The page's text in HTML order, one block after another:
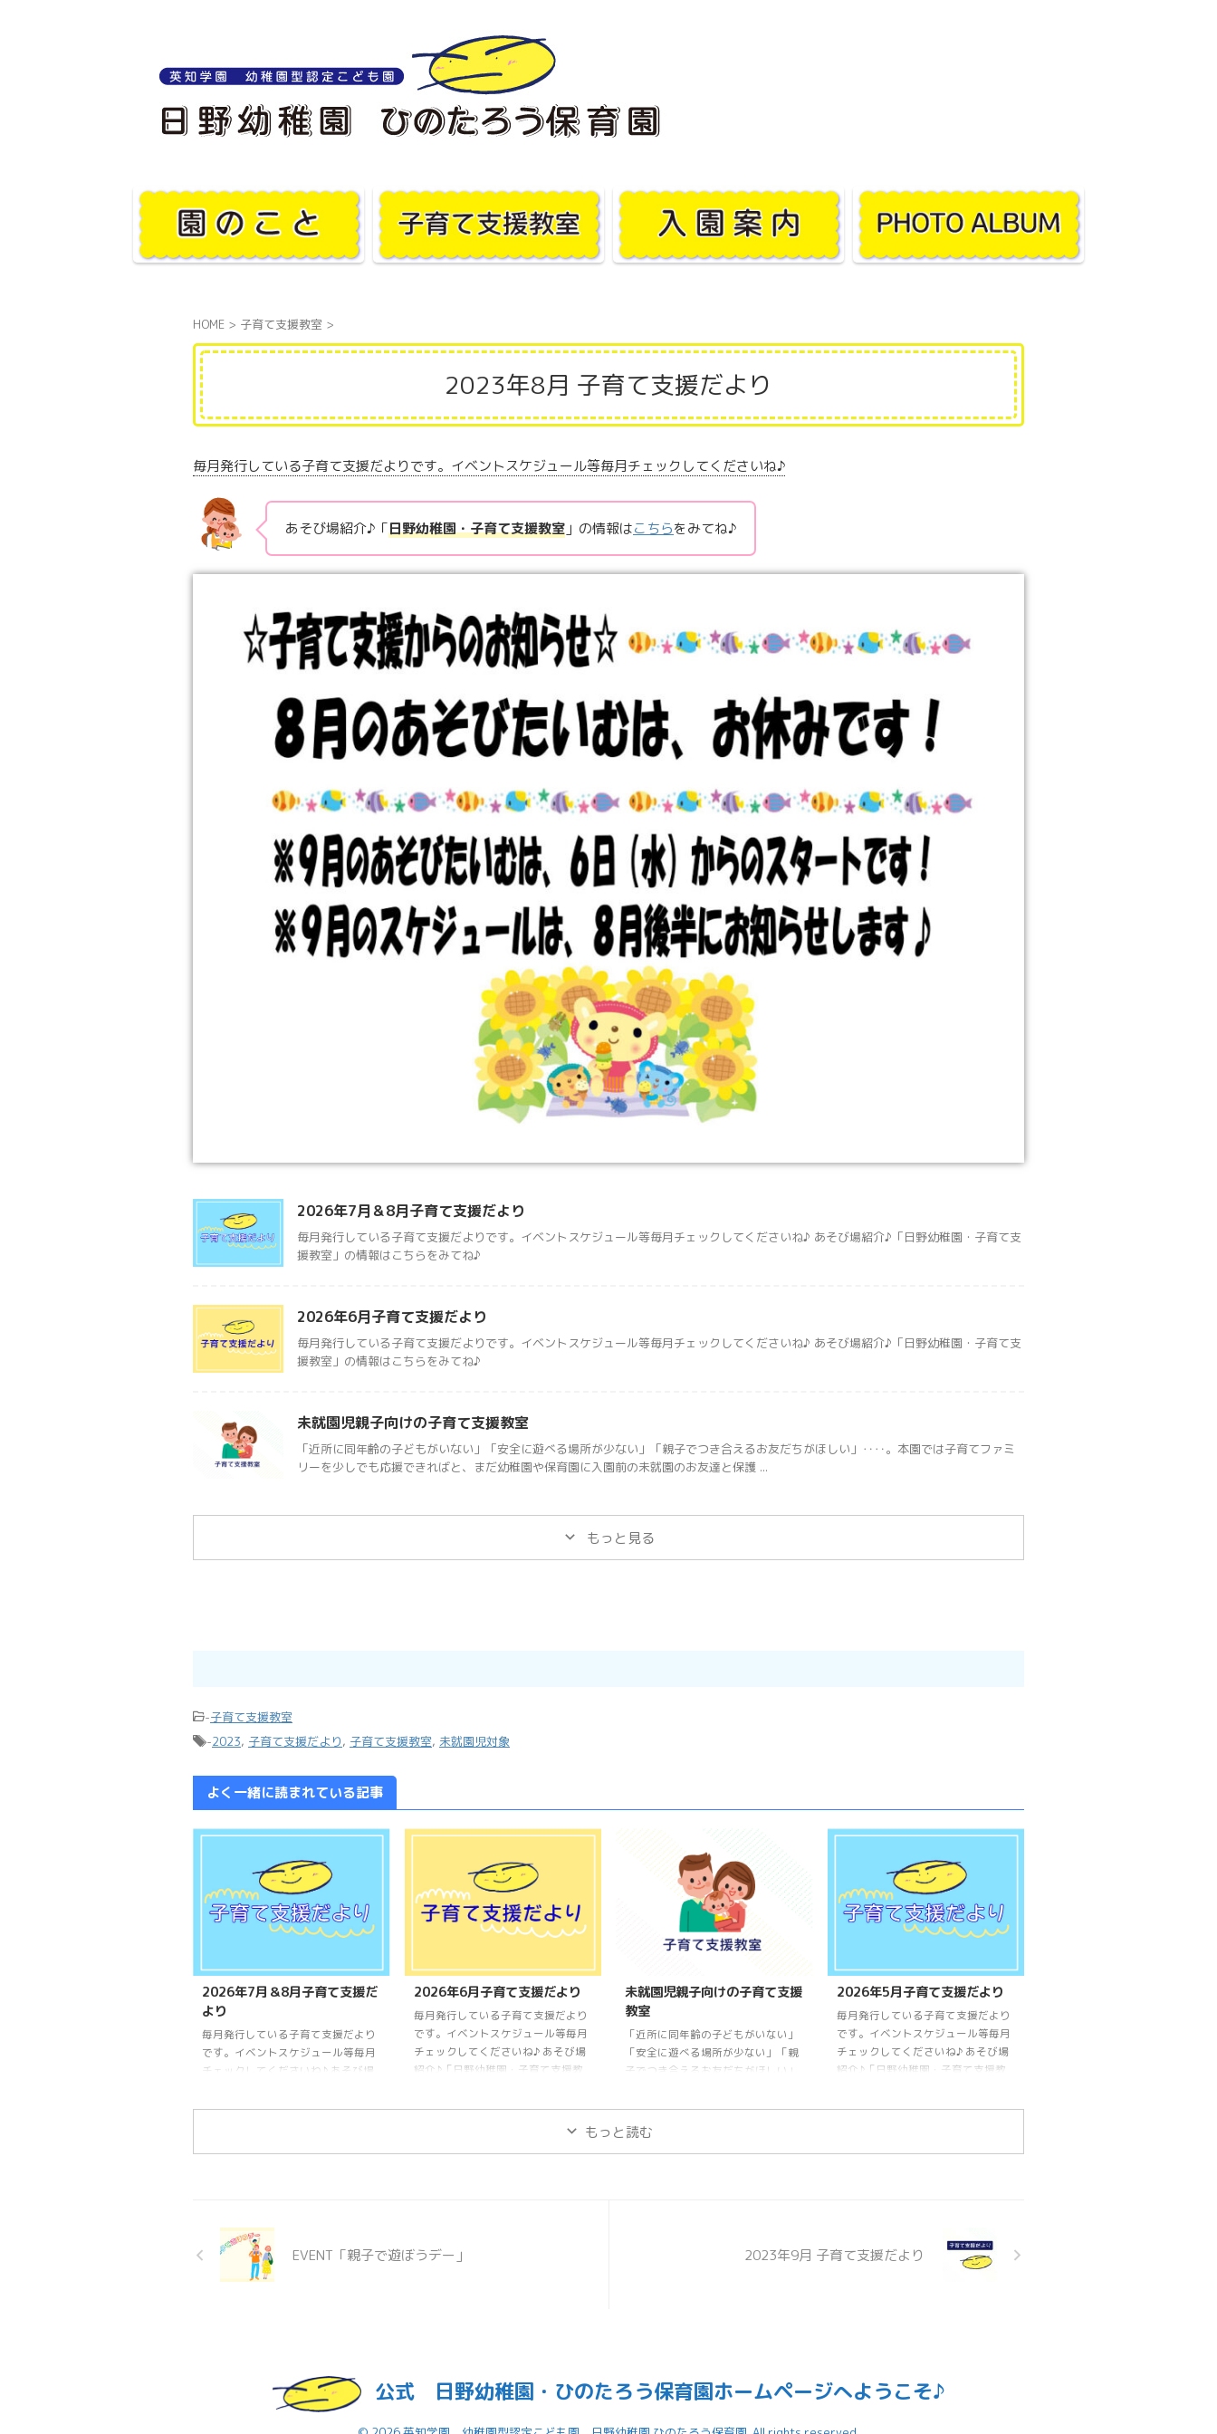
HOME > 子育て支援教室 >
2023年8月 子育て支援だより
毎月発行している子育て支援だよりです。イベントスケジュール等毎月チェックしてくださいね♪
あそび場紹介♪「日野幼稚園・子育て支援教室 」の情報はこちらをみてね♪
2026年7月＆8月子育て支援だより
毎月発行している子育て支援だよりです。イベントスケジュール等毎月チェックしてくださいね♪ あそび場紹介♪「日野幼稚園・子育て支
援教室」の情報はこちらをみてね♪
2026年6月子育て支援だより
毎月発行している子育て支援だよりです。イベントスケジュール等毎月チェックしてくださいね♪ あそび場紹介♪「日野幼稚園・子育て支
援教室」の情報はこちらをみてね♪
未就園児親子向けの子育て支援教室
「近所に同年齢の子どもがいない」「安全に遊べる場所が少ない」「親子でつき合えるお友だちがほしい」‥‥。本園では子育てファミ
リーを少しでも応援できればと、まだ幼稚園や保育園に入園前の未就園のお友達と保護 ...
もっと見る
-子育て支援教室
-2023, 子育て支援だより, 子育て支援教室, 未就園児対象
よく一緒に読まれている記事
2026年7月＆8月子育て支援だ
より
毎月発行している子育て支援だより
です。イベントスケジュール等毎月
チェックしてくださいね♪ あそび場
室」の情報はこちらをみてね♪
2026年6月子育て支援だより
毎月発行している子育て支援だより
です。イベントスケジュール等毎月
チェックしてくださいね♪ あそび場
紹介♪「日野幼稚園・子育て支援教
未就園児親子向けの子育て支援
教室
「近所に同年齢の子どもがいない」
「安全に遊べる場所が少ない」「親
子でつき合えるお友だちがほしい」
少しでも応援できればと、まだ幼稚
園や保育園に入園前の未就園のお友
達と保護者の方を対象に子育て支援
【駐車場】第2駐車場をご利用くだ
2026年5月子育て支援だより
毎月発行している子育て支援だより
です。イベントスケジュール等毎月
チェックしてくださいね♪ あそび場
紹介♪「日野幼稚園・子育て支援教
もっと読む
EVENT「親子で遊ぼうデー」 2023年9月 子育て支援だより
公式 日野幼稚園・ひのたろう保育園ホームページへようこそ♪